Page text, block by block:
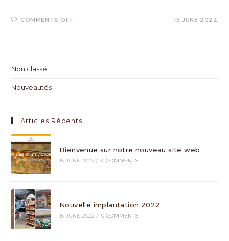
COMMENTS OFF 15 JUNE 2022
Non classé
Nouveautés
Articles Récents
Bienvenue sur notre nouveau site web
15 JUNE 2022 / 0 COMMENTS
Nouvelle implantation 2022
15 JUNE 2022 / 0 COMMENTS